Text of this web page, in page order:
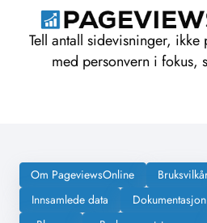
Tell antall sidevisninger, ikke
med personvern i fokus,
Om PageviewsOnline
Innsamlede data
Dokumentasjon